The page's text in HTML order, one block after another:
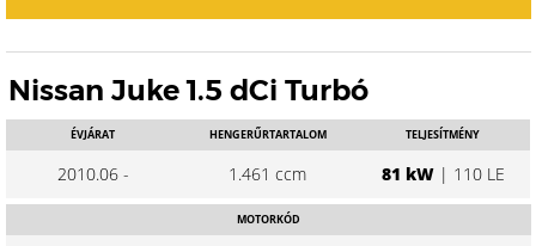
Nissan Juke 1.5 dCi Turbó
ÉVJÁRAT
2010.06 -
HENGERŰRTARTALOM
1.461 ccm
TELJESÍTMÉNY
81 kW| 110 LE
MOTORKÓD